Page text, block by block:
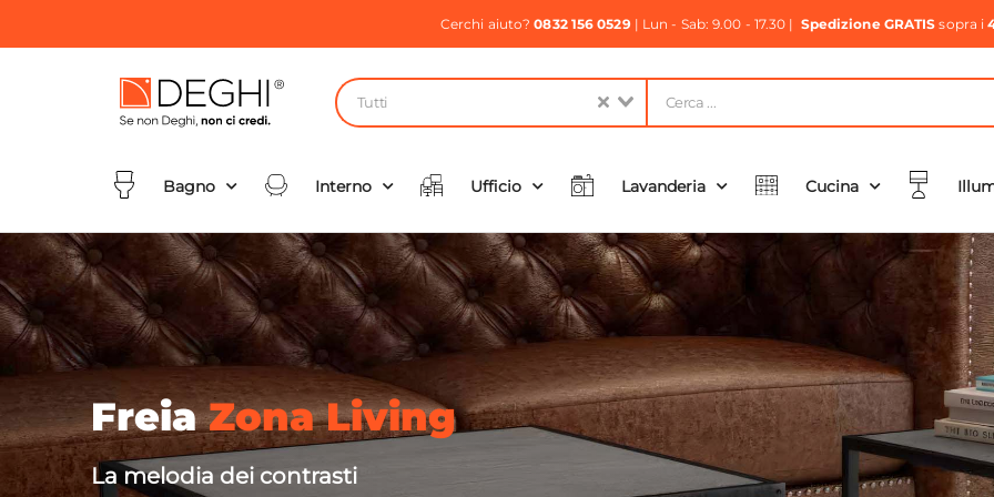
Cerchi aiuto?0832 156 0529| Lun - Sab: 9.00 - 17.30 | Spedizione GRATIS sopra i
Tutti
Bagno Interno Ufficio Lavanderia Cucina
FreiaZona Living
La melodia dei contrasti